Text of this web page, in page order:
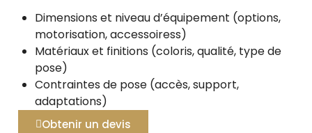
Dimensions et niveau d’équipement (options,
motorisation, accessoiress)
Matériaux et finitions (coloris, qualité, type de
pose)
Contraintes de pose (accès, support,
adaptations)
Obtenir un devis